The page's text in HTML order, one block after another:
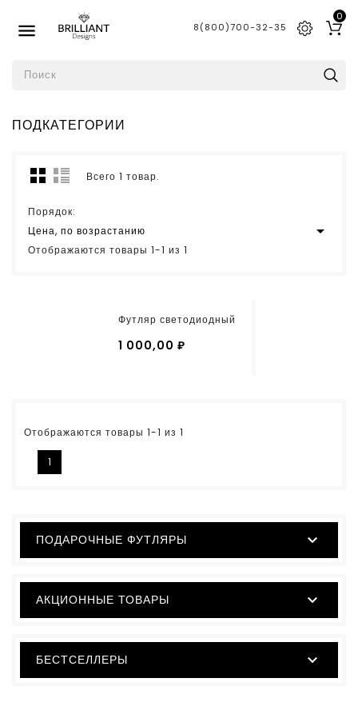

0
8(800)700-32-35
ПОДКАТЕГОРИИ
Всего 1 товар.
Порядок:
Цена, по возрастанию

Отображаются товары 1-1 из 1
Футляр светодиодный
1 000,00 ₽
Отображаются товары 1-1 из 1
1
ПОДАРОЧНЫЕ ФУТЛЯРЫ 
АКЦИОННЫЕ ТОВАРЫ 
БЕСТСЕЛЛЕРЫ 